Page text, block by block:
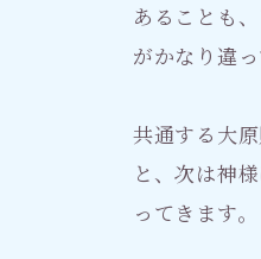
あることも
がかなり違っ
共通する大
と、次は神
ってきます。